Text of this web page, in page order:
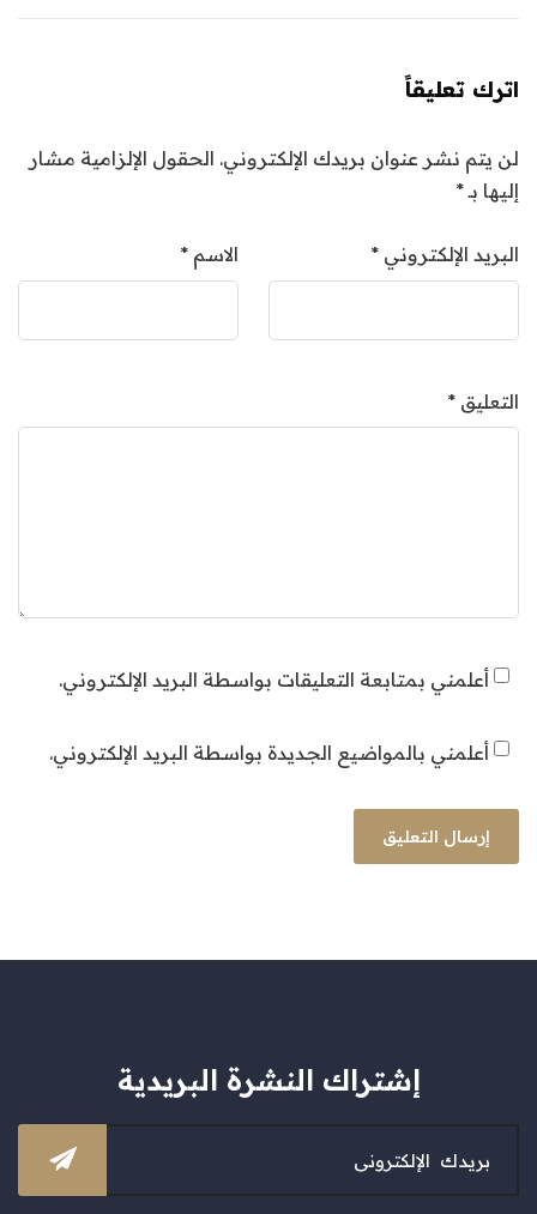
اترك تعليقاً
لن يتم نشر عنوان بريدك الإلكتروني. الحقول الإلزامية مشار
إليها بـ*
الاسم * البريد الإلكتروني *
التعليق *
أعلمني بمتابعة التعليقات بواسطة البريد الإلكتروني.
أعلمني بالمواضيع الجديدة بواسطة البريد الإلكتروني.
إشتراك النشرة البريدية